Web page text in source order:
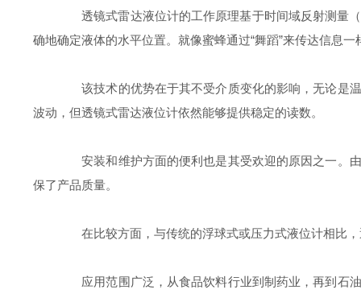
透镜式雷达液位计的工作原理基于时间域反射测量（
确地确定液体的水平位置。就像蜜蜂通过“舞蹈”来传达信息
该技术的优势在于其不受介质变化的影响，无论是温
波动，但透镜式雷达液位计依然能够提供稳定的读数。
安装和维护方面的便利也是其受欢迎的原因之一。由
保了产品质量。
在比较方面，与传统的浮球式或压力式液位计相比，
应用范围广泛，从食品饮料行业到制药业，再到石油